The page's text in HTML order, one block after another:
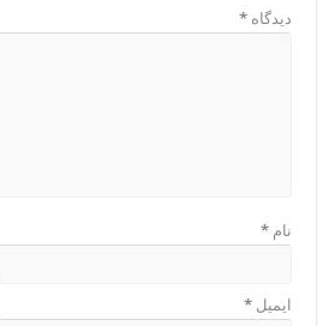
دیدگاه*
نام*
ایمیل*